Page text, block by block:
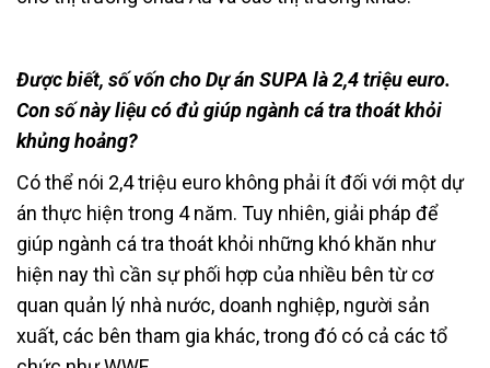
Được biết, số vốn cho Dự án SUPA là 2,4 triệu euro.
Con số này liệu có đủ giúp ngành cá tra thoát khỏi
khủng hoảng?
Có thể nói 2,4 triệu euro không phải ít đối với một dự
án thực hiện trong 4 năm. Tuy nhiên, giải pháp để
giúp ngành cá tra thoát khỏi những khó khăn như
hiện nay thì cần sự phối hợp của nhiều bên từ cơ
quan quản lý nhà nước, doanh nghiệp, người sản
xuất, các bên tham gia khác, trong đó có cả các tổ